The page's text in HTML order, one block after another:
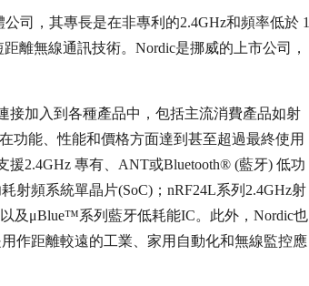
公司，其專長是在非專利的2.4GHz和頻率低於 1
離無線通訊技術。Nordic是挪威的上市公司，
接加入到各種產品中，包括主流消費產品如射
功能、性能和價格方面達到甚至超過最終使用
2.4GHz 專有、ANT或Bluetooth® (藍牙) 低功
射頻系統單晶片(SoC)；nRF24L系列2.4GHz射
及μBlue™系列藍牙低耗能IC。此外，Nordic也
作距離較遠的工業、家用自動化和無線監控應